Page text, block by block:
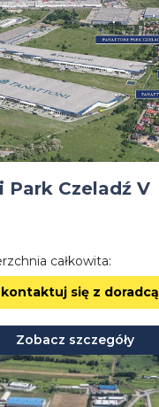
Park Czeladź V
całkowita:
się z doradcą
Zobacz szczegóły